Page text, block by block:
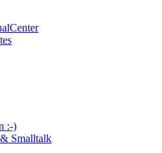
:-)
Smalltalk